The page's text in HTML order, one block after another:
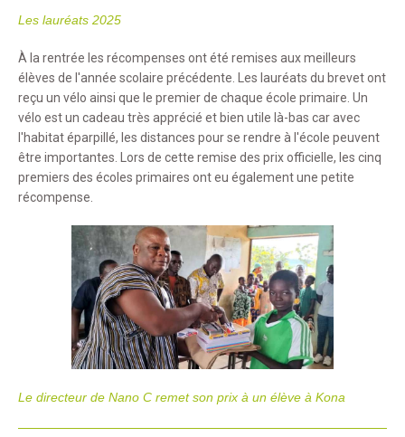
Les lauréats 2025
À la rentrée les récompenses ont été remises aux meilleurs
élèves de l'année scolaire précédente. Les lauréats du brevet ont
reçu un vélo ainsi que le premier de chaque école primaire. Un
vélo est un cadeau très apprécié et bien utile là-bas car avec
l'habitat éparpillé, les distances pour se rendre à l'école peuvent
être importantes. Lors de cette remise des prix officielle, les cinq
premiers des écoles primaires ont eu également une petite
récompense.
Le directeur de Nano C remet son prix à un élève à Kona